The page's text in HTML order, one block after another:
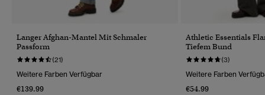
Langer Afghan-Mantel Mit Schmaler
Passform
(21)
Weitere Farben Verfügbar
€139.99
Athletic Essentials
Tiefem Bund
(3)
Weitere Farben
€54.99